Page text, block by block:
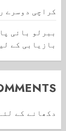
کراچی دوسرے
ببرلو بائی
بازیابی کے
دکھانے کے